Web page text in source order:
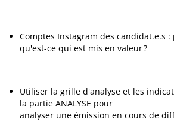
Comptes Instagram des candidat.e.s :
qu'est-ce qui est mis en valeur ?
Utiliser la grille d'analyse et les
la partie ANALYSE pour
analyser une émission en cours de